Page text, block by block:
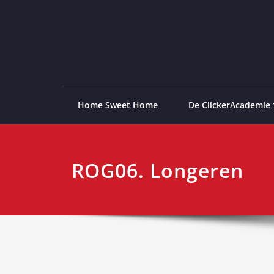
Home Sweet Home De ClickerAcademie
ROG06. Longeren